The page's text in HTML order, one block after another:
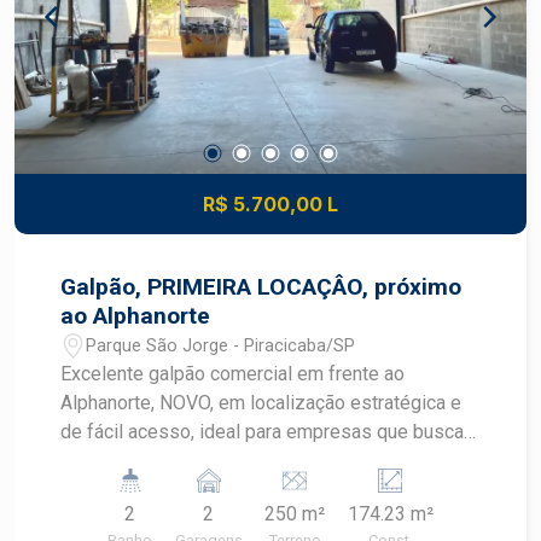
R$ 5.700,00 L
Galpão, PRIMEIRA LOCAÇÂO, próximo
ao Alphanorte
Parque São Jorge - Piracicaba/SP
Excelente galpão comercial em frente ao
Alphanorte, NOVO, em localização estratégica e
de fácil acesso, ideal para empresas que buscam
moderna para suas operações. O imóvel está em
primeira locação em fase final de acabamento 2
2 2 250 m² 174.23 m²